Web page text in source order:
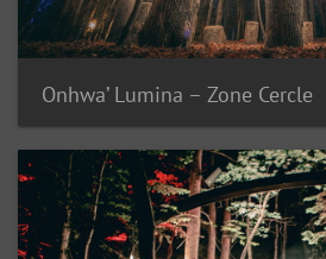
Onhwa’ Lumina – Zone Cercle